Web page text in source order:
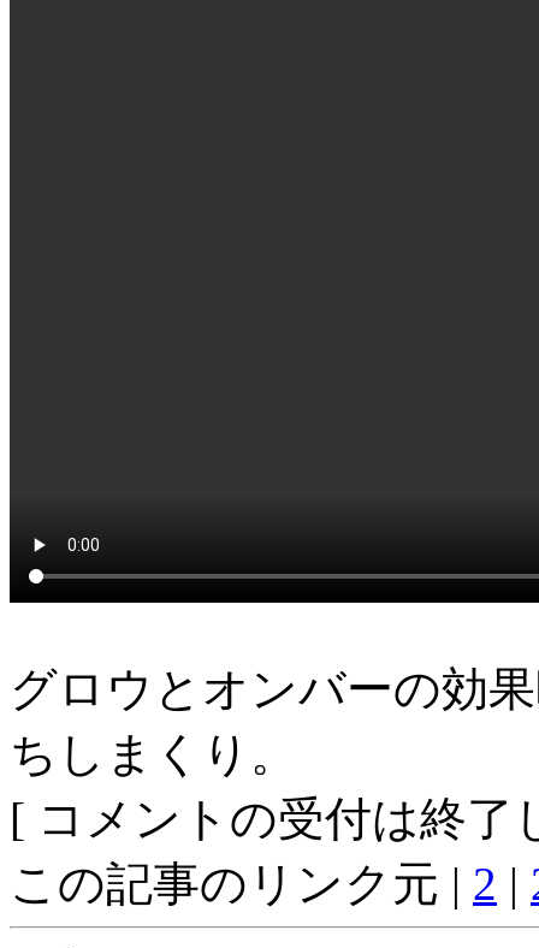
グロウとオンバーの効
ちしまくり。
[ コメントの受付は終了
この記事のリンク元 | 2 |